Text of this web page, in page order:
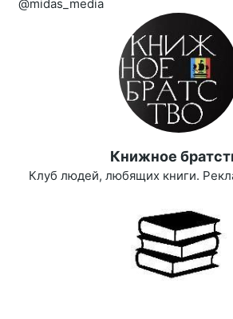
@midas_media
Книжное
Клуб людей, любящих книги.